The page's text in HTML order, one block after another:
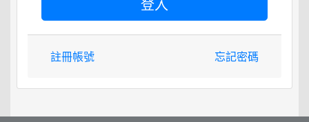
註冊帳號 忘記密碼